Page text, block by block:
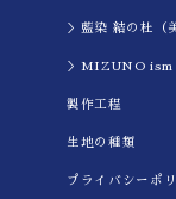
＞藍染 結の杜（
＞MIZUNO ism
製作工程
生地の種類
プライバシーポ